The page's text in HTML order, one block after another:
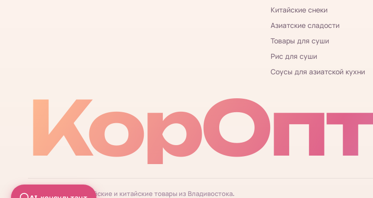
Китайские снеки
Азиатские сладости
Товары для суши
Рис для суши
Соусы для азиатской кухни
КорОпт
© 2026 КорОпт. Корейские и китайские товары из Владивостока.